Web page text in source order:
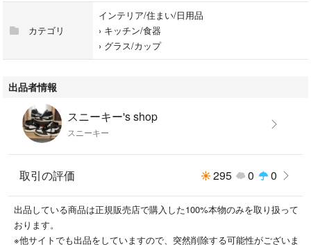
ラージブランデー 特大ブランデーグラス 巨大グラス 特大グラス 出世グラ
ス 出世サワー 特大ワイングラス ハンドメイド ものまね ゆうたろう イン
カテゴリ
インテリア/住まい/日用品
› キッチン/食器
› グラス/カップ
出品者情報
スニーキー's shop
スニーキー
取引の評価 295 0 0
出品している商品は正規販売店で購入した100%本物のみを取り扱って
おります。
※他サイトでも出品をしていますので、突然削除する可能性がございま